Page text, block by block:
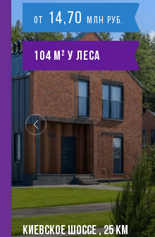
от 14,70 млн руб.
104 м² у леса
КИЕВСКОЕ ШОССЕ , 25 КМ